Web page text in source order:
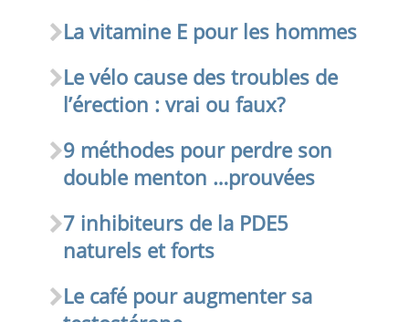
La vitamine E pour les hommes
Le vélo cause des troubles de
l’érection : vrai ou faux?
9 méthodes pour perdre son
double menton …prouvées
7 inhibiteurs de la PDE5
naturels et forts
Le café pour augmenter sa